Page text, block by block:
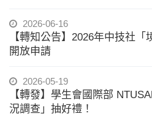
2026-06-16
【轉知公告】2026年中技社「
開放申請
2026-05-19
【轉發】學生會國際部
況調查」抽好禮！